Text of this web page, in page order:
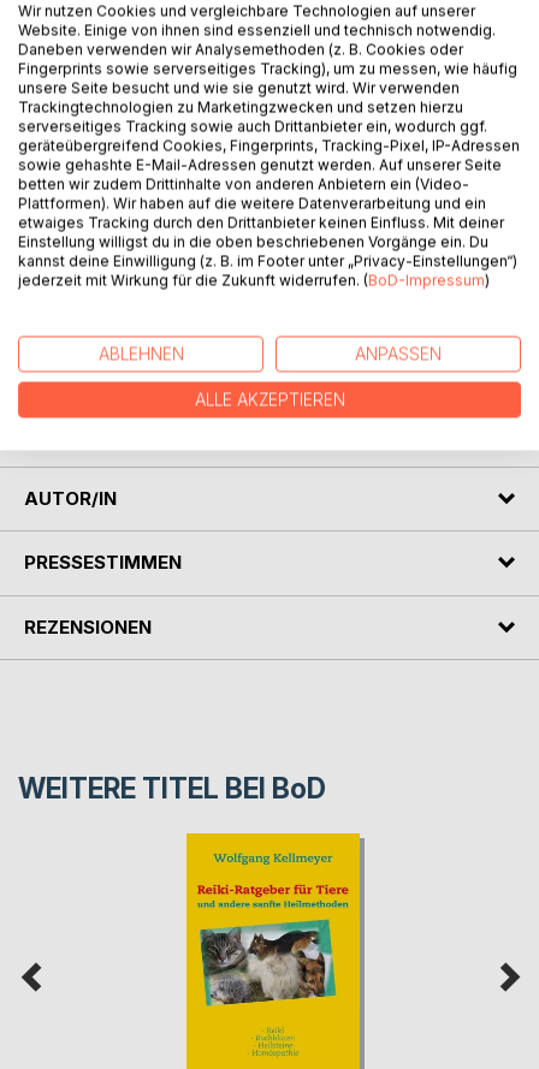
Auf die Merkliste
Titel bewerten
BESCHREIBUNG
immer gleich den Weg ins Licht aus unterschiedlichsten
Gründen. Diesen Seelen kann man eine Lichtsäule zur
Verfügung stellen. In diesem Buch sind viele Beispiele zu
AUTOR/IN
PRESSESTIMMEN
REZENSIONEN
WEITERE TITEL BEI BoD
Wir nutzen Cookies und vergleichbare Technologien auf unserer
Website. Einige von ihnen sind essenziell und technisch notwendig.
Daneben verwenden wir Analysemethoden (z. B. Cookies oder
Fingerprints sowie serverseitiges Tracking), um zu messen, wie häufig
unsere Seite besucht und wie sie genutzt wird. Wir verwenden
Trackingtechnologien zu Marketingzwecken und setzen hierzu
serverseitiges Tracking sowie auch Drittanbieter ein, wodurch ggf.
geräteübergreifend Cookies, Fingerprints, Tracking-Pixel, IP-Adressen
sowie gehashte E-Mail-Adressen genutzt werden. Auf unserer Seite
betten wir zudem Drittinhalte von anderen Anbietern ein (Video-
Plattformen). Wir haben auf die weitere Datenverarbeitung und ein
etwaiges Tracking durch den Drittanbieter keinen Einfluss. Mit deiner
Einstellung willigst du in die oben beschriebenen Vorgänge ein. Du
kannst deine Einwilligung (z. B. im Footer unter „Privacy-Einstellungen“)
jederzeit mit Wirkung für die Zukunft widerrufen. (BoD-Impressum)
ABLEHNEN ANPASSEN
ALLE AKZEPTIEREN